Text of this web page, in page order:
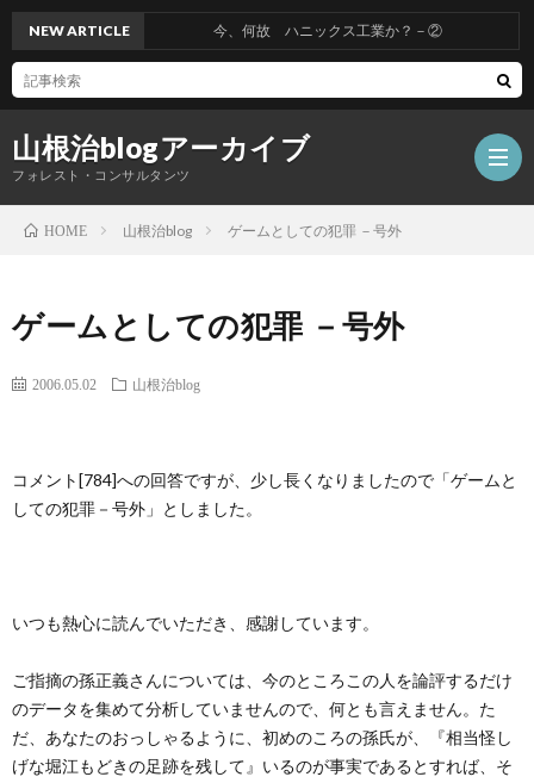
山根治blogアーカイブ
フォレスト・コンサルタンツ
を
人々
根
会
内
NEW ARTICLE 今、何故 ハニックス工業か？－②
HOME 山根治blog ゲームとしての犯罪 －号外
ゲームとしての犯罪 －号外
2006.05.02 山根治blog
コメント[784]への回答ですが、少し長くなりましたので「ゲームと
しての犯罪－号外」としました。
いつも熱心に読んでいただき、感謝しています。
ご指摘の孫正義さんについては、今のところこの人を論評するだけ
のデータを集めて分析していませんので、何とも言えません。た
だ、あなたのおっしゃるように、初めのころの孫氏が、『相当怪し
げな堀江もどきの足跡を残して』いるのが事実であるとすれば、そ